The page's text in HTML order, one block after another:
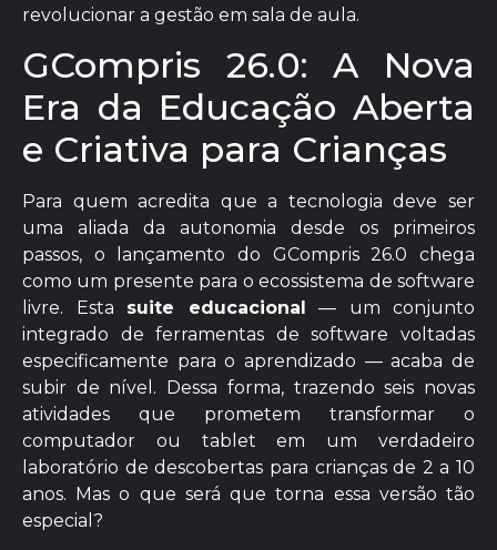
revolucionar a gestão em sala de aula.
GCompris 26.0: A Nova
Era da Educação Aberta
e Criativa para Crianças
Para quem acredita que a tecnologia deve ser
uma aliada da autonomia desde os primeiros
passos, o lançamento do GCompris 26.0 chega
como um presente para o ecossistema de software
livre. Esta suite educacional
— um conjunto
integrado de ferramentas de software voltadas
especificamente para o aprendizado — acaba de
subir de nível. Dessa forma, trazendo seis novas
atividades que prometem transformar o
computador ou tablet em um verdadeiro
laboratório de descobertas para crianças de 2 a 10
anos. Mas o que será que torna essa versão tão
especial?